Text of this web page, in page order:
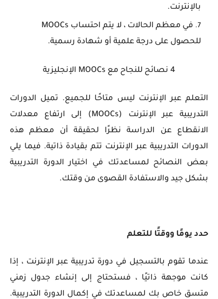
بالإنترنت.
في معظم الحالات ، لا يتم احتساب MOOCs
للحصول على درجة علمية أو شهادة رسمية.
4 نصائح للنجاح مع MOOCs الإنجليزية
التعلم عبر الإنترنت ليس متاحًا للجميع. تميل الدورات
التدريبية عبر الإنترنت (MOOCs) إلى ارتفاع معدلات
الانقطاع عن الدراسة نظرًا لحقيقة أن معظم هذه
الدورات التدريبية عبر الإنترنت تتم بقيادة ذاتية. فيما يلي
بعض النصائح لمساعدتك في اختيار الدورة التدريبية
بشكل جيد والاستفادة القصوى من وقتك.
حدد يومًا ووقتًا للتعلم
عندما تقوم بالتسجيل في دورة تدريبية عبر الإنترنت ، إذا
كانت موجهة ذاتيًا ، فستحتاج إلى إنشاء جدول زمني
متسق خاص بك لمساعدتك في إكمال الدورة التدريبية.